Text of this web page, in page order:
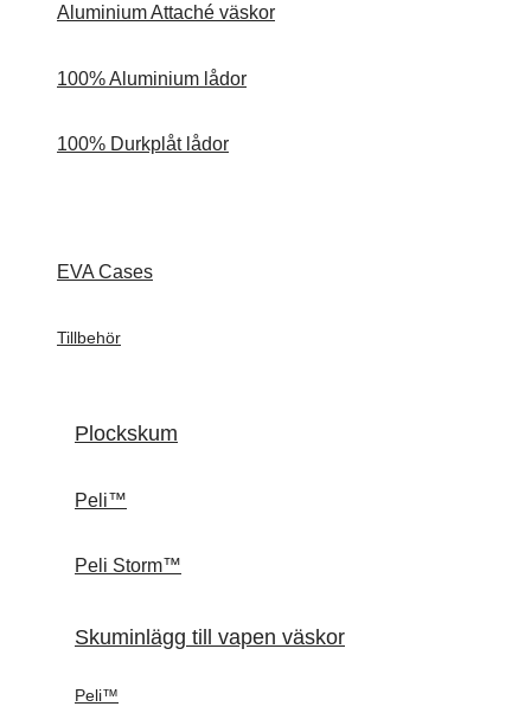
Aluminium Attaché väskor
100% Aluminium lådor
100% Durkplåt lådor
EVA Cases
Tillbehör
Plockskum
Peli™
Peli Storm™
Skuminlägg till vapen väskor
Peli™